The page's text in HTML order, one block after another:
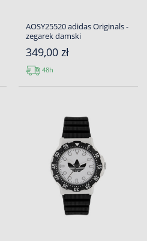
AOSY25520 adidas Originals -
zegarek damski
349,00 zł
48h